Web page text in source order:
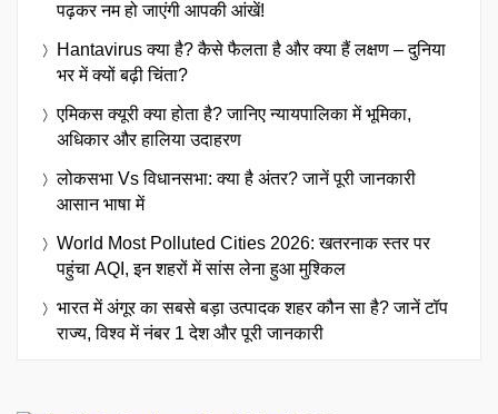
पढ़कर नम हो जाएंगी आपकी आंखें!
Hantavirus क्या है? कैसे फैलता है और क्या हैं लक्षण – दुनिया
भर में क्यों बढ़ी चिंता?
एमिकस क्यूरी क्या होता है? जानिए न्यायपालिका में भूमिका,
अधिकार और हालिया उदाहरण
लोकसभा Vs विधानसभा: क्या है अंतर? जानें पूरी जानकारी
आसान भाषा में
World Most Polluted Cities 2026: खतरनाक स्तर पर
पहुंचा AQI, इन शहरों में सांस लेना हुआ मुश्किल
भारत में अंगूर का सबसे बड़ा उत्पादक शहर कौन सा है? जानें टॉप
राज्य, विश्व में नंबर 1 देश और पूरी जानकारी